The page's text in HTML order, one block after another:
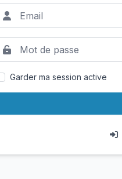
Garder ma session active